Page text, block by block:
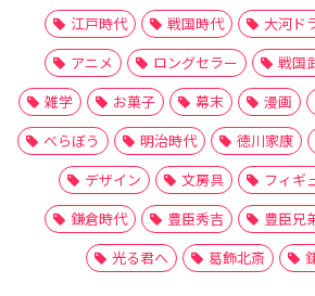
江戸時代 戦国時代 大河ド
アニメ
ロングセラー 戦国
雑学
お菓子 幕末 漫画
べらぼう
明治時代 徳川家康
デザイン
文房具 フィギ
鎌倉時代
豊臣秀吉 豊臣兄
光る君へ
葛飾北斎